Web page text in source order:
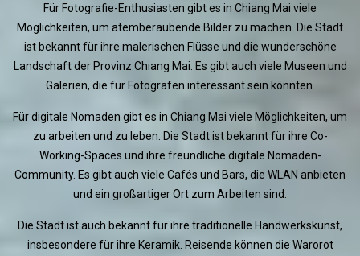
Für Fotografie-Enthusiasten gibt es in Chiang Mai viele
Möglichkeiten, um atemberaubende Bilder zu machen. Die Stadt
ist bekannt für ihre malerischen Flüsse und die wunderschöne
Landschaft der Provinz Chiang Mai. Es gibt auch viele Museen und
Galerien, die für Fotografen interessant sein könnten.
Für digitale Nomaden gibt es in Chiang Mai viele Möglichkeiten, um
zu arbeiten und zu leben. Die Stadt ist bekannt für ihre Co-
Working-Spaces und ihre freundliche digitale Nomaden-
Community. Es gibt auch viele Cafés und Bars, die WLAN anbieten
und ein großartiger Ort zum Arbeiten sind.
Die Stadt ist auch bekannt für ihre traditionelle Handwerkskunst,
insbesondere für ihre Keramik. Reisende können die Warorot